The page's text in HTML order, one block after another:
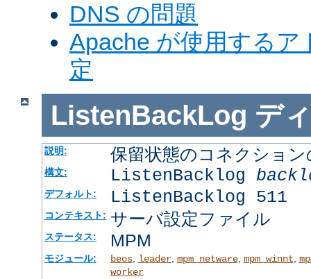
DNS の問題
Apache が使用する
定
ListenBackLog デ
説明: 保留状態のコネクショ
構文: ListenBacklog
デフォルト: ListenBacklog 511
コンテキスト: サーバ設定ファイル
ステータス: MPM
モジュール: beos, leader, mpm_netware, mpm_winnt,
worker